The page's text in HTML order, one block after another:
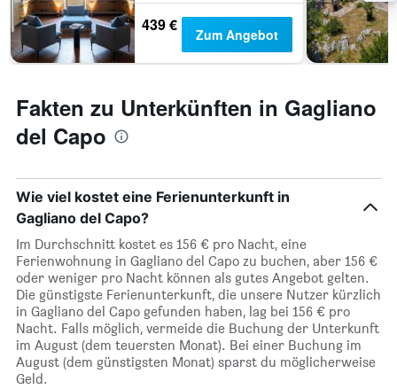
439 € Zum Angebot
Fakten zu Unterkünften in Gagliano
del Capo
Wie viel kostet eine Ferienunterkunft in
Gagliano del Capo?
Im Durchschnitt kostet es 156 € pro Nacht, eine
Ferienwohnung in Gagliano del Capo zu buchen, aber 156 €
oder weniger pro Nacht können als gutes Angebot gelten.
Die günstigste Ferienunterkunft, die unsere Nutzer kürzlich
in Gagliano del Capo gefunden haben, lag bei 156 € pro
Nacht. Falls möglich, vermeide die Buchung der Unterkunft
im August (dem teuersten Monat). Bei einer Buchung im
August (dem günstigsten Monat) sparst du möglicherweise
Geld.